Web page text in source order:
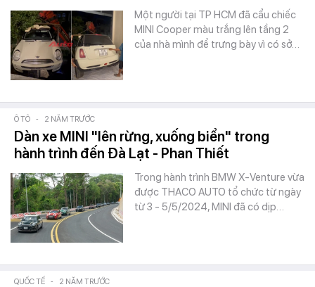
Một người tại TP HCM đã cẩu chiếc
MINI Cooper màu trắng lên tầng 2
của nhà mình để trưng bày vì có sở…
Ô TÔ - 2 NĂM TRƯỚC
Dàn xe MINI "lên rừng, xuống biển" trong
hành trình đến Đà Lạt - Phan Thiết
Trong hành trình BMW X-Venture vừa
được THACO AUTO tổ chức từ ngày
từ 3 - 5/5/2024, MINI đã có dịp…
QUỐC TẾ - 2 NĂM TRƯỚC